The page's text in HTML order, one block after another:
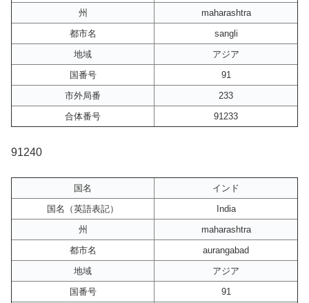
州
maharashtra
都市名
sangli
地域
アジア
国番号
91
市外局番
233
合体番号
91233
91240
国名
インド
国名（英語表記）
India
州
maharashtra
都市名
aurangabad
地域
アジア
国番号
91